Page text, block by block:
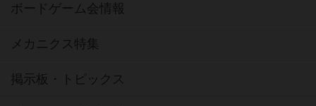
ボードゲーム会情報
メカニクス特集
掲示板・トピックス